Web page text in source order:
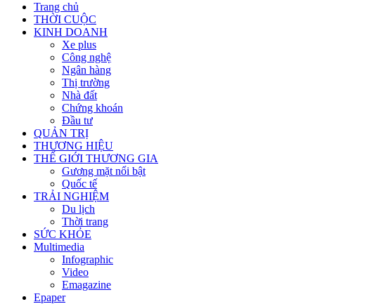
Trang chủ
THỜI CUỘC
KINH DOANH
Xe plus
Công nghệ
Ngân hàng
Thị trường
Nhà đất
Chứng khoán
Đầu tư
QUẢN TRỊ
THƯƠNG HIỆU
THẾ GIỚI THƯƠNG GIA
Gương mặt nổi bật
Quốc tế
TRẢI NGHIỆM
Du lịch
Thời trang
SỨC KHỎE
Multimedia
Infographic
Video
Emagazine
Epaper